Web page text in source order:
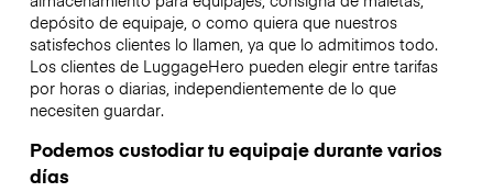
depósito de equipaje, o como quiera que nuestros
satisfechos clientes lo llamen, ya que lo admitimos todo.
Los clientes de LuggageHero pueden elegir entre tarifas
por horas o diarias, independientemente de lo que
necesiten guardar.
Podemos custodiar tu equipaje durante varios
días